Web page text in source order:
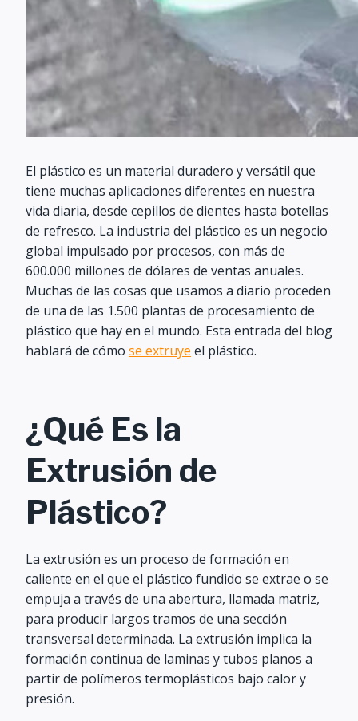
El plástico es un material duradero y versátil que
tiene muchas aplicaciones diferentes en nuestra
vida diaria, desde cepillos de dientes hasta botellas
de refresco. La industria del plástico es un negocio
global impulsado por procesos, con más de
600.000 millones de dólares de ventas anuales.
Muchas de las cosas que usamos a diario proceden
de una de las 1.500 plantas de procesamiento de
plástico que hay en el mundo. Esta entrada del blog
hablará de cómo se extruye el plástico.
¿Qué Es la
Extrusión de
Plástico?
La extrusión es un proceso de formación en
caliente en el que el plástico fundido se extrae o se
empuja a través de una abertura, llamada matriz,
para producir largos tramos de una sección
transversal determinada. La extrusión implica la
formación continua de laminas y tubos planos a
partir de polímeros termoplásticos bajo calor y
presión.